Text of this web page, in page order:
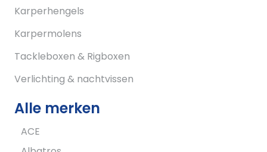
Karperhengels
Karpermolens
Tackleboxen & Rigboxen
Verlichting & nachtvissen
Alle merken
ACE